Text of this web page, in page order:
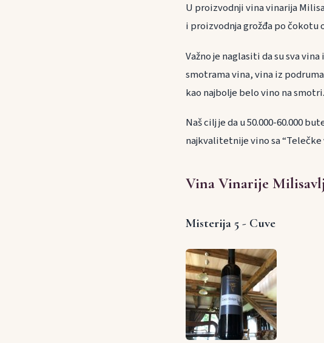
U proizvodnji vina vinarija
i proizvodnja grožđa po čokotu
Važno je naglasiti da su sva
smotrama vina, vina iz
kao najbolje belo vino na smotri.
Naš cilj je da u 50.000-60.000
najkvalitetnije vino sa “Telečke
Vina Vinarije
Misterija 5 - Cuve